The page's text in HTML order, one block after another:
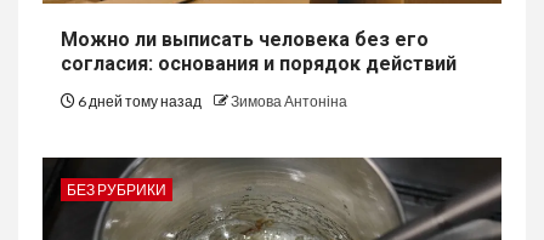
Можно ли выписать человека без его
согласия: основания и порядок действий
6 дней тому назад Зимова Антоніна
БЕЗ РУБРИКИ